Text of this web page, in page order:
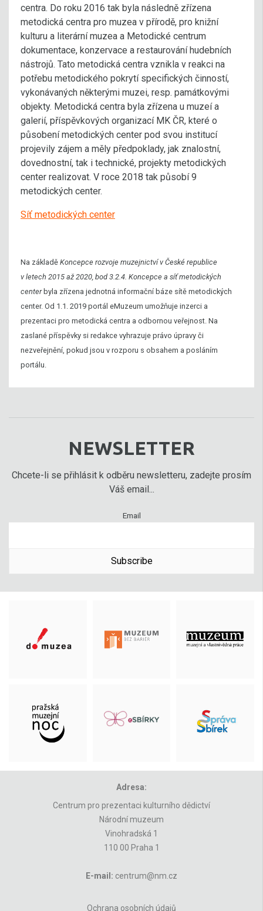
centra. Do roku 2016 tak byla následně zřízena
metodická centra pro muzea v přírodě, pro knižní
kulturu a literární muzea a Metodické centrum
dokumentace, konzervace a restaurování hudebních
nástrojů. Tato metodická centra vznikla v reakci na
potřebu metodického pokrytí specifických činností,
vykonávaných některými muzei, resp. památkovými
objekty. Metodická centra byla zřízena u muzeí a
galerií, příspěvkových organizací MK ČR, které o
působení metodických center pod svou institucí
projevily zájem a měly předpoklady, jak znalostní,
dovednostní, tak i technické, projekty metodických
center realizovat. V roce 2018 tak působí 9
metodických center.
Síť metodických center
Na základě Koncepce rozvoje muzejnictví v České republice
v letech 2015 až 2020, bod 3.2.4. Koncepce a síť metodických
centerbyla zřízena jednotná informační báze sítě metodických
center. Od 1.1. 2019 portál eMuzeum umožňuje inzerci a
prezentaci pro metodická centra a odbornou veřejnost. Na
zaslané příspěvky si redakce vyhrazuje právo úpravy či
nezveřejnění, pokud jsou v rozporu s obsahem a posláním
portálu.
NEWSLETTER
Chcete-li se přihlásit k odběru newsletteru, zadejte prosím
Váš email...
Email
Subscribe
Adresa:
Centrum pro prezentaci kulturního dědictví
Národní muzeum
Vinohradská 1
110 00 Praha 1
E-mail: centrum@nm.cz
Ochrana osobních údajů